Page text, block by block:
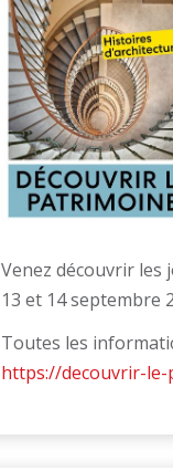
Venez découvrir les
13 et 14 septembre
Toutes les
https://decouvrir-